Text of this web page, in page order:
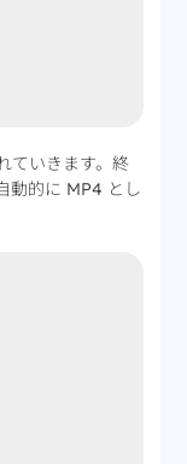
ていきます。終
動的に MP4 とし